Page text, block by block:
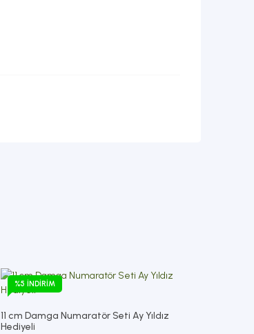
%5 İNDIRIM
11 cm Damga Numaratör Seti Ay Yıldız
Hediyeli